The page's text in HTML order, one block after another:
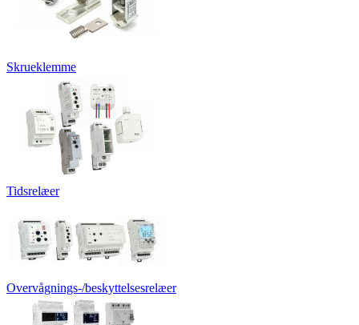
Skrueklemme
Tidsrelæer
Overvågnings-/beskyttelsesrelæer